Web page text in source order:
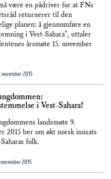
være en pådriver for at FNs
returnerer til den
planen: å gjennomføre en
i Vest-Sahara", uttaler
årsmøte 15. november
2015
i Vest-Sahara!
landsmøte 9.
2015 ber om økt norsk innsats
folk.
2015